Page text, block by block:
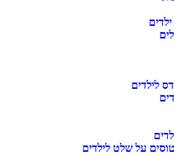
לילדים
על שלט לילדים